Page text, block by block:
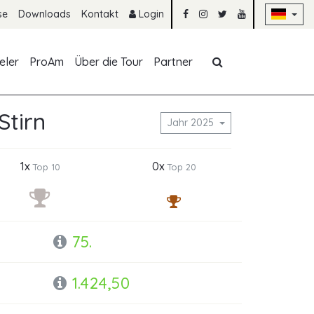
Downloads Kontakt Login
ProAm Über die Tour Partner
Jahr 2025
1xTop 10 0xTop 20
75.
1.424,50